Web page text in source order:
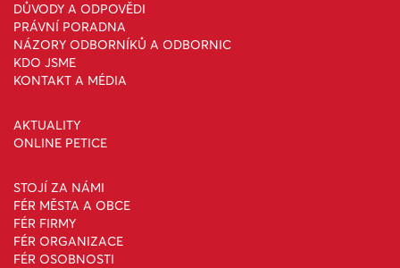
DŮVODY A ODPOVĚDI
PRÁVNÍ PORADNA
NÁZORY ODBORNÍKŮ A ODBORNIC
KDO JSME
KONTAKT A MÉDIA
AKTUALITY
ONLINE PETICE
STOJÍ ZA NÁMI
FÉR MĚSTA A OBCE
FÉR FIRMY
FÉR ORGANIZACE
FÉR OSOBNOSTI